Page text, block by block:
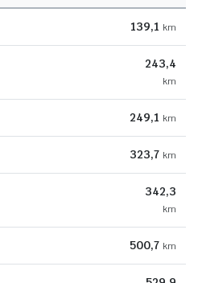
139,1 km
243,4
km
249,1 km
323,7 km
342,3
km
500,7 km